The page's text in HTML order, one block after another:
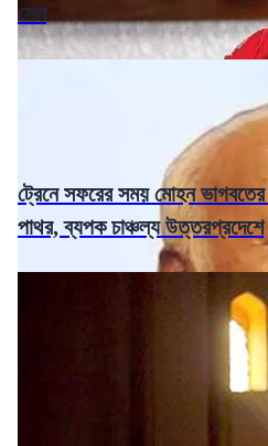
সেল
ট্রেনে সফরের সময় মোহন
পাথর, ব্যপক চাঞ্চল্য উত্তরপ্রদেশে